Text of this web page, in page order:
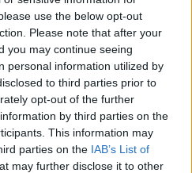
use the below opt-out
Please note that after your
you may continue seeing
personal information utilized by
to third parties prior to
opt-out of the further
by third parties on the
This information may
parties on the IAB’s List of
may further disclose it to other